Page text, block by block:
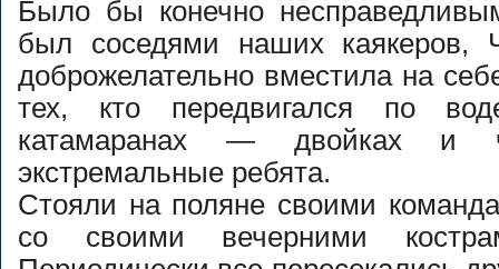
Было бы конечно
был соседями наших каякеров,
доброжелательно вместила на
тех, кто передвигался по
катамаранах — двойках и
экстремальные ребята.
Стояли на поляне своими
со своими вечерними